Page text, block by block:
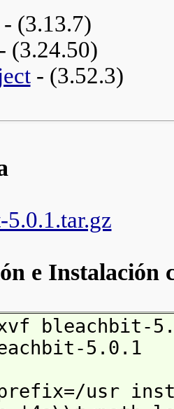
- (3.13.7)
- (3.24.50)
- (3.52.3)
e Instalación
bleachbit-
5.0.1
prefix=/usr